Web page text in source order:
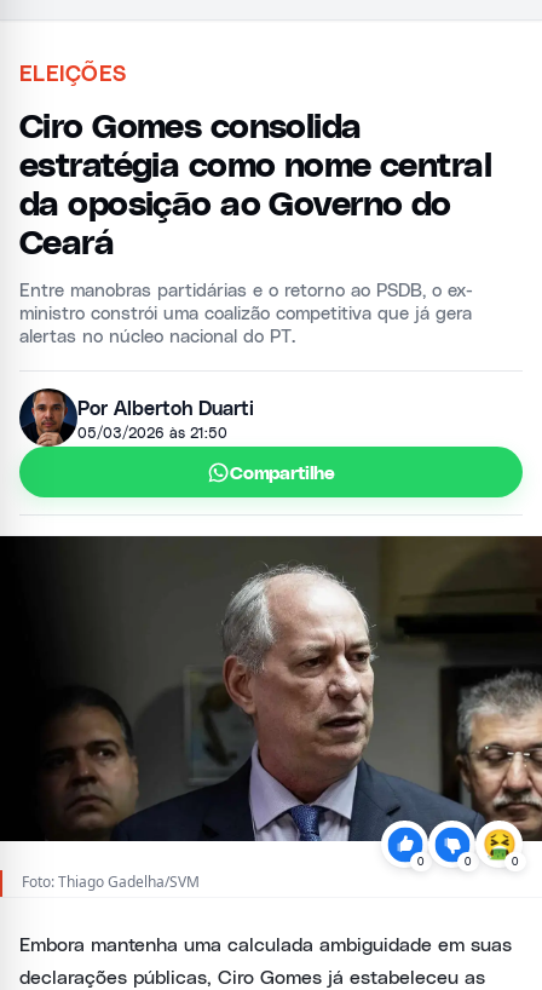
ELEIÇÕES
Ciro Gomes consolida
estratégia como nome central
da oposição ao Governo do
Ceará
Entre manobras partidárias e o retorno ao PSDB, o ex-
ministro constrói uma coalizão competitiva que já gera
alertas no núcleo nacional do PT.
Por Albertoh Duarti
05/03/2026 às 21:50
Compartilhe
0 0 0
Foto: Thiago Gadelha/SVM
Embora mantenha uma calculada ambiguidade em suas
declarações públicas, Ciro Gomes já estabeleceu as